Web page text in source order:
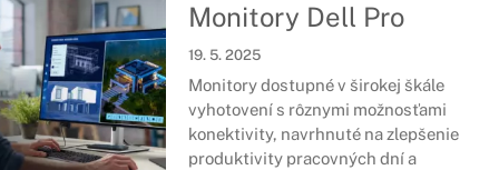
Monitory Dell Pro
19. 5. 2025
Monitory dostupné v širokej škále
vyhotovení s rôznymi možnosťami
konektivity, navrhnuté na zlepšenie
produktivity pracovných dní a